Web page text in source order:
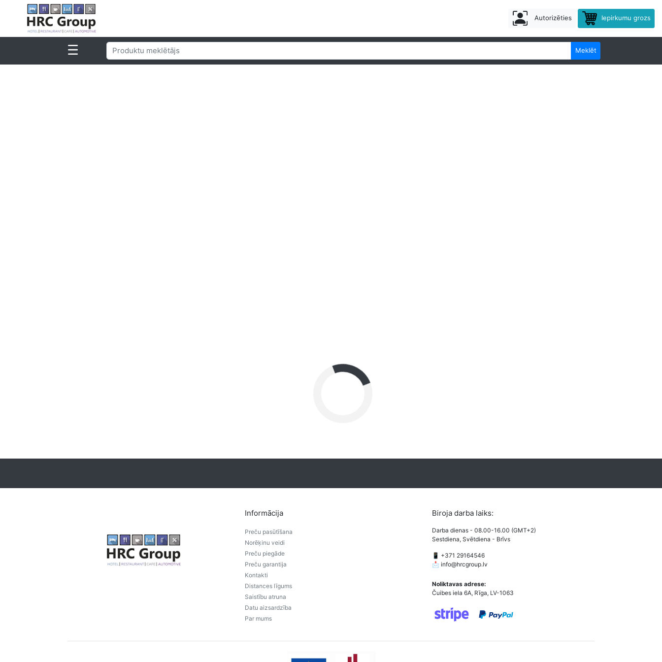
Autorizēties Iepirkumu grozs
Meklēt
Informācija
Preču pasūtīšana
Norēķinu veidi
Preču piegāde
Preču garantija
Kontakti
Distances līgums
Saistību atruna
Datu aizsardzība
Par mums
Biroja darba laiks:
Darba dienas - 08.00-16.00 (GMT+2)
Sestdiena, Svētdiena - Brīvs
📱 +371 29164546
📩 info@hrcgroup.lv
Noliktavas adrese:
Čuibes iela 6A, Rīga, LV-1063